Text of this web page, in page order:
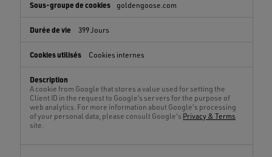
goldengoose.com
399 Jours
Cookies internes
A cookie from Google that stores a value used for setting the
Client ID in the request to Google’s servers for the purpose of
web analytics. For more information about Google's processing
of your personal data, please consult Google's Privacy & Terms
site.